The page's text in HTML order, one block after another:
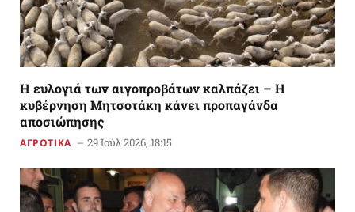
Η ευλογιά των αιγοπροβάτων καλπάζει – Η
κυβέρνηση Μητσοτάκη κάνει προπαγάνδα
αποσιώπησης
ΑΓΡΟΤΙΚΑ 29 Ιούλ 2026, 18:15